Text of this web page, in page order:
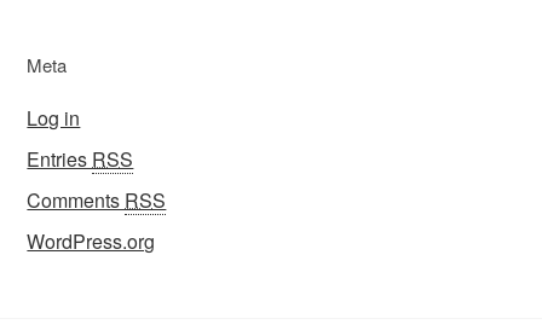
Meta
Log in
Entries RSS
Comments RSS
WordPress.org